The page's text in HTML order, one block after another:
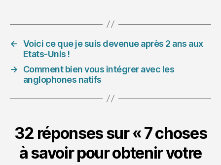
← Voici ce que je suis devenue après 2 ans aux
Etats-Unis !
→
Comment bien vous intégrer avec les
anglophones natifs
32 réponses sur « 7 choses
à savoir pour obtenir votre